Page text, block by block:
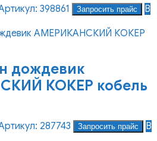
398861 Запросить прайс
В
дождевик
КОКЕР кобель
287743 Запросить прайс
В